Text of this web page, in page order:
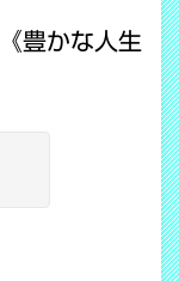
《豊かな人生